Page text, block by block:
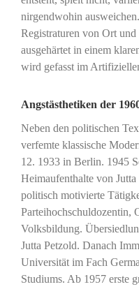
nirgendwohin
Registraturen von Ort
ausgehärtet in einem
wird gefasst im
Angstästhetiken der
Neben den politischen
verfemte klassische
12. 1933 in Berlin. 1945
Heimaufenthalte von
politisch motivierte
Parteihochschuldozentin,
Volksbildung.
Jutta Petzold. Danach
Universität im Fach
Studiums. Ab 1957 erste